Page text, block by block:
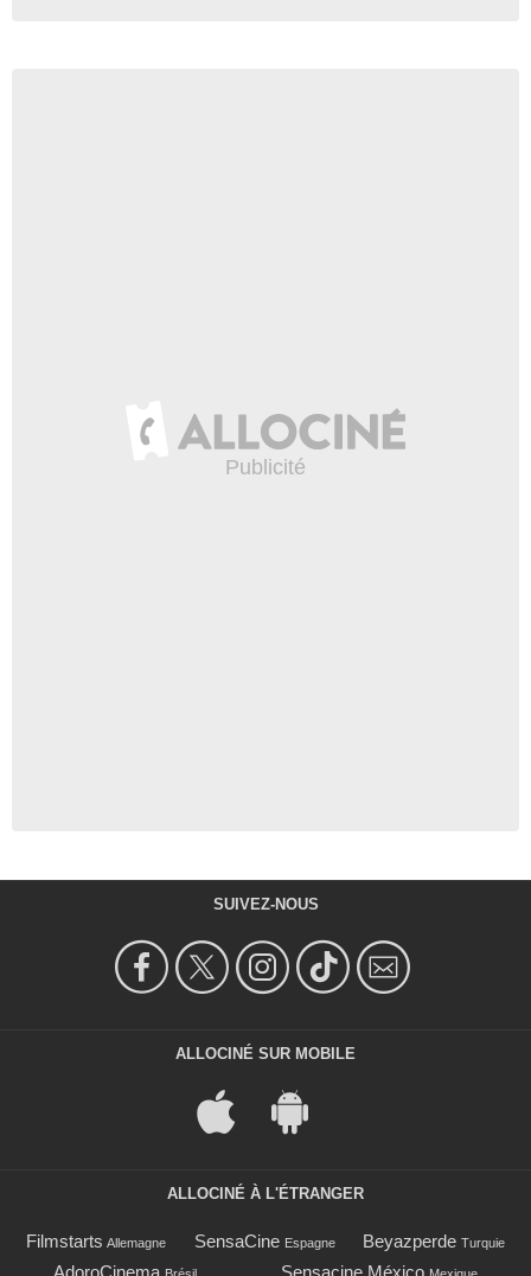
SUIVEZ-NOUS
ALLOCINÉ SUR MOBILE
ALLOCINÉ À L'ÉTRANGER
Filmstarts Allemagne SensaCine Espagne Beyazperde Turquie
AdoroCinema Sensacine México